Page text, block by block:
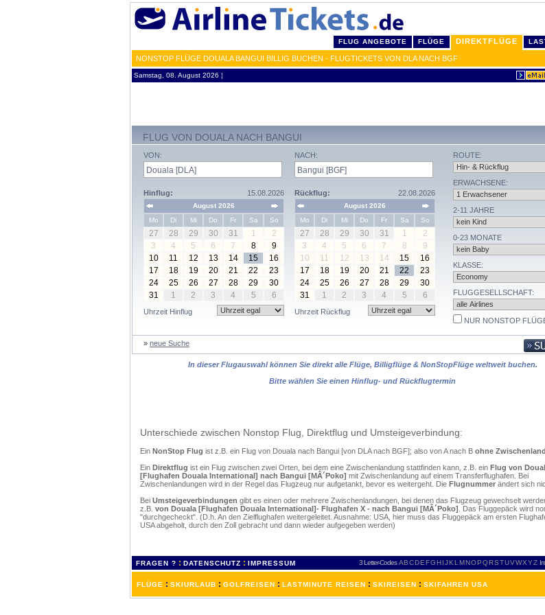
FLUG ANGEBOTE FLÜGE DIREKTFLÜGE
NONSTOP FLÜGE DOUALA BANGUI BILLIG BUCHEN - FLUGTICKETS VON DLA NACH BGF
Samstag, 08. August 2026 ¦
FLUG VON DOUALA NACH BANGUI
VON:
Hinflug: 15.08.2026
August 2026
Mo
Di Mi Do Fr Sa So
27 28 29 30 31 1
2
3
4 5 6 7 8
9
10
11 12 13 14 15
16
17
18 19 20 21 22
23
24
25 26 27 28 29
30
31
1 2 3 4 5 6
Uhrzeit Hinflug
NACH:
Rückflug: 22.08.2026
August 2026
Mo
Di Mi Do Fr Sa So
27 28 29 30 31 1
2
3
4 5 6 7 8
9
10
11 12 13 14 15
16
17
18 19 20 21 22
23
24
25 26 27 28 29
30
31
1 2 3 4 5 6
Uhrzeit Rückflug
ROUTE:
ERWACHSENE:
2-11 JAHRE
0-23 MONATE
KLASSE:
FLUGGESELLSCHAFT:
NUR NONSTOP
» neue Suche
In dieser Flugauswahl können Sie direkt alle Flüge, Billigflüge & NonStopFlüge weltweit buchen.
Bitte wählen Sie einen Hinflug- und Rückflugtermin
Unterschiede zwischen Nonstop Flug, Direktflug und Umsteigeverbindung:
Ein NonStop Flug ist z.B. ein Flug von Douala nach Bangui [von DLA nach BGF]; also von A nach B ohne
Ein Direktflug ist ein Flug zwischen zwei Orten, bei dem eine Zwischenlandung stattfinden kann, z.B. ein Flug von
[Flughafen Douala International] nach Bangui [MÂ´Poko] mit Zwischenlandung auf einem Transferflughafen. Bei
Zwischenlandungen wird in der Regel das Flugzeug nur aufgetankt, bevor es weitergeht. Die Flugnummer ändert sich
Bei Umsteigeverbindungen gibt es einen oder mehrere Zwischenlandungen, bei denen das Flugzeug gewechselt
z.B. von Douala [Flughafen Douala International]- Flughafen X - nach Bangui [MÂ´Poko] . Das Fluggepäck wird
"durchgecheckt". (D.h. An den Zielflughafen weitergeleitet. Ausnahme: USA, hier muss das Fluggepäck am ersten
USA abgeholt, durch den Zoll gebracht und dann wieder aufgegeben werden)
FRAGEN ? : DATENSCHUTZ : IMPRESSUM 3 Letter-Codes ABCDEFGH IJKL MNOPQRSTUVWXYZ
FLÜGE : SKIURLAUB : GOLFREISEN : LASTMINUTE REISEN : SKIREISEN : SKIFAHREN USA